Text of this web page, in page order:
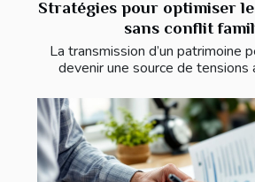
Stratégies pour optimiser
sans conflit
La transmission d’un patrimoine
devenir une source de tensions